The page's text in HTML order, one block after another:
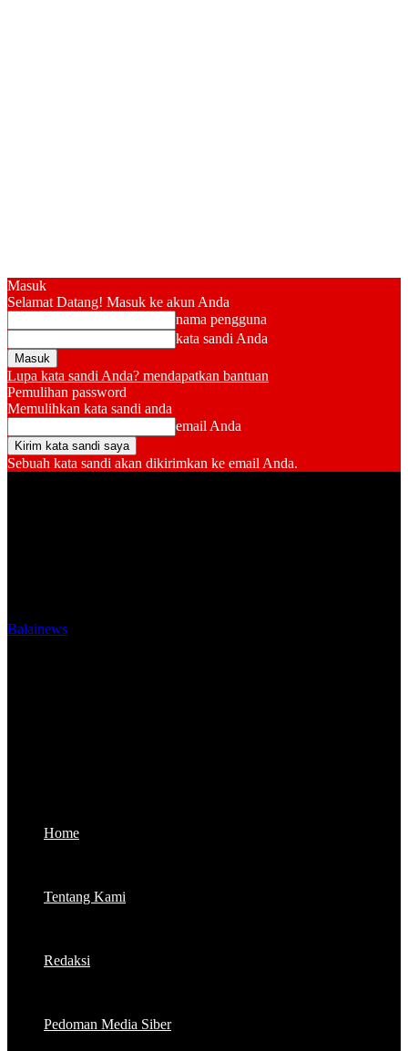
Masuk
Selamat Datang! Masuk ke akun Anda
nama pengguna
kata sandi Anda
Lupa kata sandi Anda? mendapatkan bantuan
Pemulihan password
Memulihkan kata sandi anda
email Anda
Sebuah kata sandi akan dikirimkan ke email Anda.
Balainews
Home
Tentang Kami
Redaksi
Pedoman Media Siber